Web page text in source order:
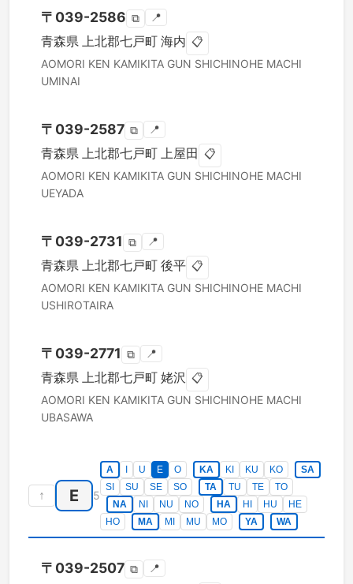
〒 039-2586 ⧉ 📍
青森県 上北郡七戸町 海内 📋
AOMORI KEN KAMIKITA GUN SHICHINOHE MACHI
UMINAI
〒 039-2587 ⧉ 📍
青森県 上北郡七戸町 上屋田 📋
AOMORI KEN KAMIKITA GUN SHICHINOHE MACHI
UEYADA
〒 039-2731 ⧉ 📍
青森県 上北郡七戸町 後平 📋
AOMORI KEN KAMIKITA GUN SHICHINOHE MACHI
USHIROTAIRA
〒 039-2771 ⧉ 📍
青森県 上北郡七戸町 姥沢 📋
AOMORI KEN KAMIKITA GUN SHICHINOHE MACHI
UBASAWA
↑ E 5
A U E O KA KI KU KO
SA
SI
SU SE SO TA TU TE
TO
NA
NI NU NO HA HI HU
HE
HO
MA MI MU MO YA WA
〒 039-2507 ⧉ 📍